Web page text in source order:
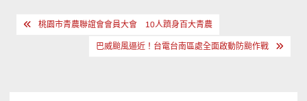
文 桃園市青農聯誼會會員大會 10人躋身百大青農
巴威颱風逼近！台電台南區處全面啟動防颱作戰